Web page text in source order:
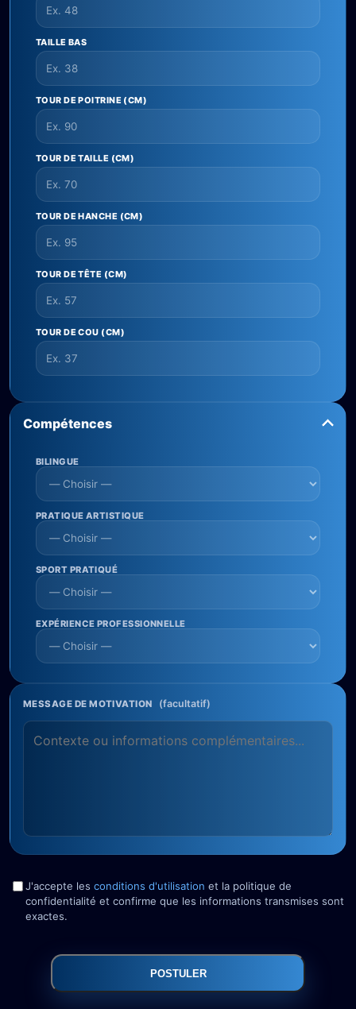
TAILLE BAS
TOUR DE POITRINE (CM)
TOUR DE TAILLE (CM)
TOUR DE HANCHE (CM)
TOUR DE TÊTE (CM)
TOUR DE COU (CM)
Compétences
BILINGUE
PRATIQUE ARTISTIQUE
SPORT PRATIQUÉ
EXPÉRIENCE PROFESSIONNELLE
MESSAGE DE MOTIVATION (facultatif)
J'accepte les conditions d'utilisation et la politique de
confidentialité et confirme que les informations transmises sont
exactes.
POSTULER